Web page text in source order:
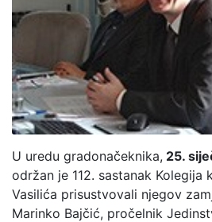
U uredu gradonačeknika, 25.
održan je 112. sastanak Kolegija
Vasilića prisustvovali njegov
Marinko Bajčić, pročelnik